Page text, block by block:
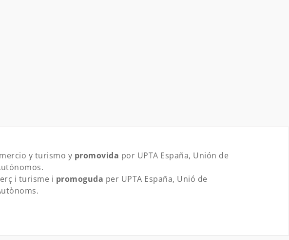
y turismo y promovida por UPTA España, Unión de
i turisme i promoguda per UPTA España, Unió de